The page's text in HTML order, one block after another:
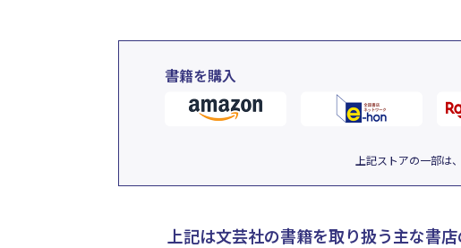
書籍を購入
上記ストアの一部は
上記は文芸社の書籍を取り扱う主な書店